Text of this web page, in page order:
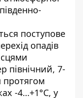
поступове
опадів
північний, 7-
протягом
-4…+1°С, у